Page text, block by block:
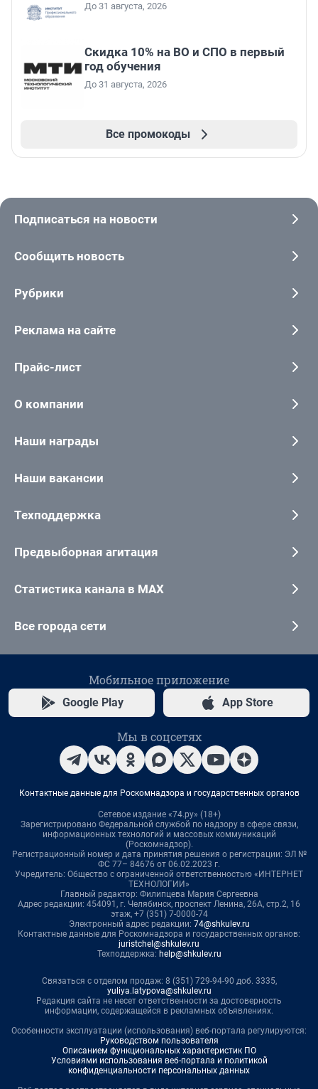
До 31 августа, 2026
Скидка 10% на ВО и СПО в первый
год обучения
До 31 августа, 2026
Все промокоды
Подписаться на новости
Сообщить новость
Рубрики
Реклама на сайте
Прайс-лист
О компании
Наши награды
Наши вакансии
Техподдержка
Предвыборная агитация
Статистика канала в MAX
Все города сети
Мобильное приложение
Google Play App Store
Мы в соцсетях
Контактные данные для Роскомнадзора и государственных органов
Сетевое издание «74.ру» (18+)
Зарегистрировано Федеральной службой по надзору в сфере связи,
информационных технологий и массовых коммуникаций
(Роскомнадзор).
Регистрационный номер и дата принятия решения о регистрации: ЭЛ №
ФС 77– 84676 от 06.02.2023 г.
Учредитель: Общество с ограниченной ответственностью «ИНТЕРНЕТ
ТЕХНОЛОГИИ»
Главный редактор: Филипцева Мария Сергеевна
Адрес редакции: 454091, г. Челябинск, проспект Ленина, 26А, стр.2, 16
этаж, +7 (351) 7-0000-74
Электронный адрес редакции: 74@shkulev.ru
Контактные данные для Роскомнадзора и государственных органов:
juristchel@shkulev.ru
Техподдержка: help@shkulev.ru
Связаться с отделом продаж: 8 (351) 729-94-90 доб. 3335,
yuliya.latypova@shkulev.ru
Редакция сайта не несет ответственности за достоверность
информации, содержащейся в рекламных объявлениях.
Особенности эксплуатации (использования) веб-портала регулируются:
Руководством пользователя
Описанием функциональных характеристик ПО
Условиями использования веб-портала и политикой
конфиденциальности персональных данных